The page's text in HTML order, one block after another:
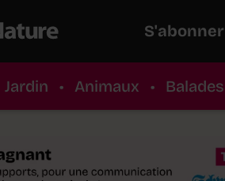
S'abonner
Jardin • Animaux • Balades